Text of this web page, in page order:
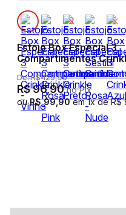
Estojo Box Especial 3
Compartimentos
De:R$ 129,90
R$96,90no Pix
ouR$ 99,90em1x deR$